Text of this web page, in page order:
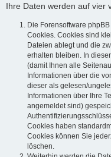
Ihre Daten werden auf vier
Die Forensoftware
Cookies. Cookies sind
Dateien ablegt und die
erhalten bleiben. In
(damit Ihnen alle
Informationen über die
dieser als gelesen/
Informationen über Ihre
angemeldet sind)
Cookies haben
Cookies können Sie
löschen.